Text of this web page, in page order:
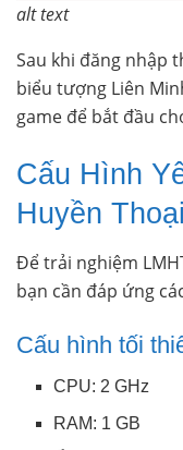
alt text
Sau khi đăng nhập
biểu tượng Liên
game để bắt đầu
Cấu Hình
Huyền Thoại
Để trải nghiệm
bạn cần đáp ứng
Cấu hình tối
CPU: 2 GHz
RAM: 1 GB